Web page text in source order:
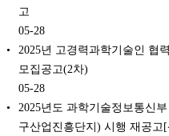
고
05-28
2025년 고경력과학기술인 협
모집공고(2차)
05-28
2025년도 과학기술정보통신
구산업진흥단지) 시행 재공고